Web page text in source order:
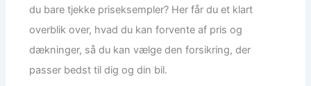
du bare tjekke priseksempler? Her får du et klart
overblik over, hvad du kan forvente af pris og
dækninger, så du kan vælge den forsikring, der
passer bedst til dig og din bil.